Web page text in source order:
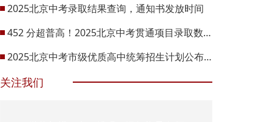
2025北京中考录取结果查询，通知书发放时间
452 分超普高！2025北京中考贯通项目录取数据
2025北京中考市级优质高中统筹招生计划公布！
关注我们